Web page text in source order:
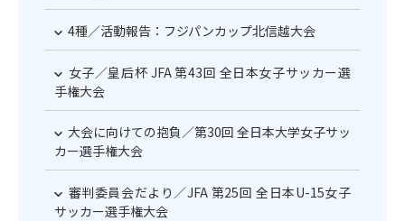
4種／活動報告：フジパンカップ北信越大会
女子／皇后杯 JFA 第43回 全日本女子サッカー選
手権大会
大会に向けての抱負／第30回 全日本大学女子サッ
カー選手権大会
審判委員会だより／JFA 第25回 全日本U-15女子
サッカー選手権大会